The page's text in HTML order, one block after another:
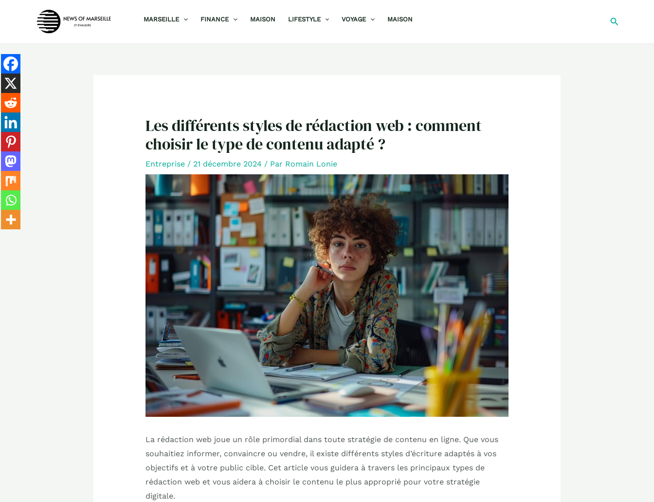
MARSEILLE FINANCE MAISON LIFESTYLE VOYAGE MAISON
Les différents styles de rédaction web : comment
choisir le type de contenu adapté ?
Entreprise/ 21 décembre 2024 / Par Romain Lonie
La rédaction web joue un rôle primordial dans toute stratégie de contenu en ligne. Que vous
souhaitiez informer, convaincre ou vendre, il existe différents styles d’écriture adaptés à vos
objectifs et à votre public cible. Cet article vous guidera à travers les principaux types de
rédaction web et vous aidera à choisir le contenu le plus approprié pour votre stratégie
digitale.